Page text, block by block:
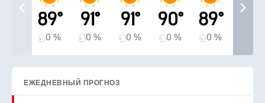
89°
0 %
91°
0 %
91°
0 %
90°
0 %
89°
0 %
ЕЖЕДНЕВНЫЙ ПРОГНОЗ